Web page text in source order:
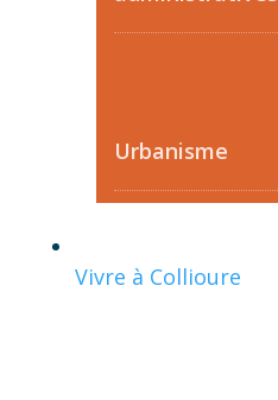
Urbanisme
Vivre à Collioure